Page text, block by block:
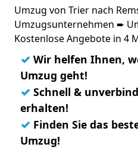
Umzug von Trier nach
Umzugsunternehmen ➨
Kostenlose Angebote in 4
✓ Wir helfen Ihnen,
Umzug geht!
✓ Schnell &
erhalten!
✓ Finden Sie das
Umzug!